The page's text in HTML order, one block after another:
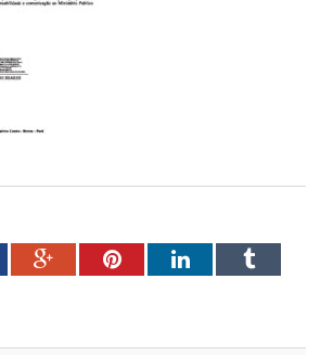
Google+PinterestLinkedInTumblr